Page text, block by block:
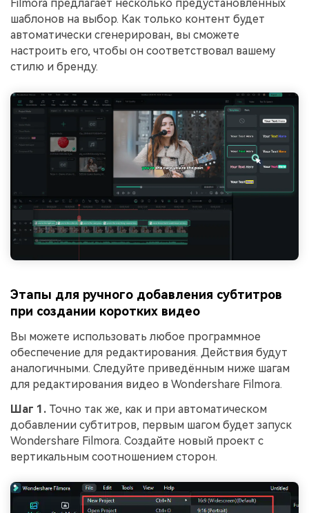
Filmora предлагает несколько предустановленных
шаблонов на выбор. Как только контент будет
автоматически сгенерирован, вы сможете
настроить его, чтобы он соответствовал вашему
стилю и бренду.
Этапы для ручного добавления субтитров
при создании коротких видео
Вы можете использовать любое программное
обеспечение для редактирования. Действия будут
аналогичными. Следуйте приведённым ниже шагам
для редактирования видео в Wondershare Filmora.
Шаг 1. Точно так же, как и при автоматическом
добавлении субтитров, первым шагом будет запуск
Wondershare Filmora. Создайте новый проект с
вертикальным соотношением сторон.